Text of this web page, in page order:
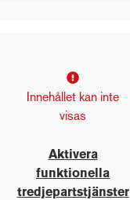
Innehållet kan inte
visas
Aktivera
funktionella
tredjepartstjänster